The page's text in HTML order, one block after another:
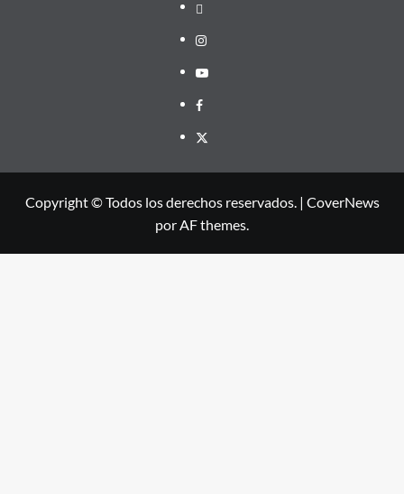
threads
Instagram
Youtube
Facebook
X
Copyright © Todos los derechos reservados. | CoverNews
por AF themes.